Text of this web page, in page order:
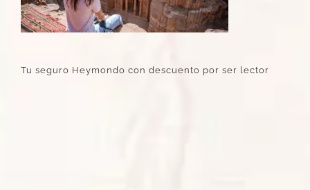
Tu seguro Heymondo con descuento por ser lector